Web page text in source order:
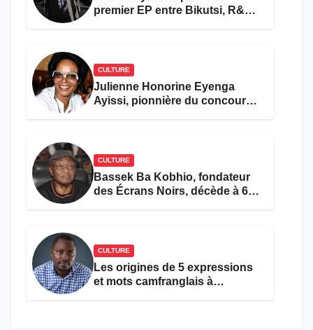
premier EP entre Bikutsi, R&B
CULTURE
Julienne Honorine Eyenga
Ayissi, pionnière du concours
CULTURE
Bassek Ba Kobhio, fondateur
des Écrans Noirs, décède à 69
CULTURE
Les origines de 5 expressions
et mots camfranglais à